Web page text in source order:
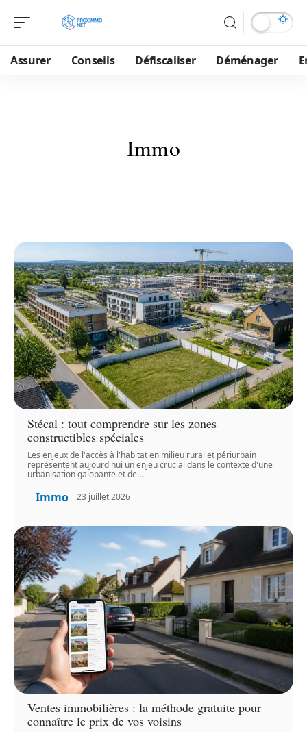
Assurer Conseils Défiscaliser Déménager
Immo
Stécal : tout comprendre sur les zones
constructibles spéciales
Les enjeux de l'accès à l'habitat en milieu rural et périurbain
représentent aujourd'hui un enjeu crucial dans le contexte d'une
urbanisation galopante et de…
Immo 23 juillet 2026
Ventes immobilières : la méthode gratuite pour
connaître le prix de vos voisins